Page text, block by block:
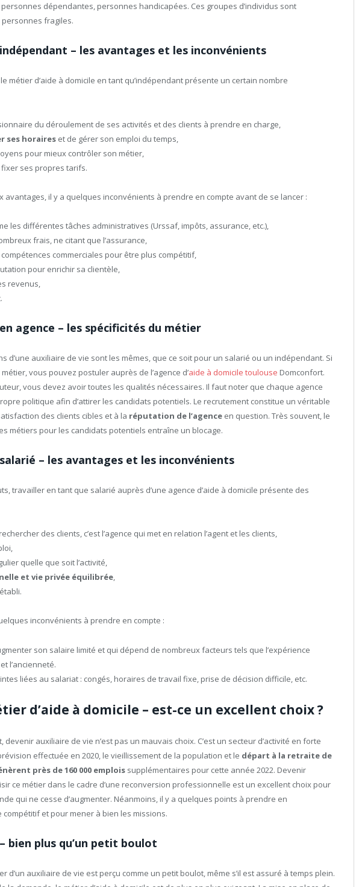
dépendantes, personnes handicapées. Ces groupes d’individus sont
fragiles.
– les avantages et les inconvénients
le métier d’aide à domicile en tant qu’indépendant présente un certain nombre
du déroulement de ses activités et des clients à prendre en charge,
ses horaires et de gérer son emploi du temps,
pour mieux contrôler son métier,
ses propres tarifs.
avantages, il y a quelques inconvénients à prendre en compte avant de se lancer :
les différentes tâches administratives (Urssaf, impôts, assurance, etc.),
frais, ne citant que l’assurance,
commerciales pour être plus compétitif,
pour enrichir sa clientèle,
revenus,
agence – les spécificités du métier
d’une auxiliaire de vie sont les mêmes, que ce soit pour un salarié ou un indépendant. Si
vous pouvez postuler auprès de l’agence d’aide à domicile toulouse Domconfort.
vous devez avoir toutes les qualités nécessaires. Il faut noter que chaque agence
politique afin d’attirer les candidats potentiels. Le recrutement constitue un véritable
des clients cibles et à la réputation de l’agence en question. Très souvent, le
métiers pour les candidats potentiels entraîne un blocage.
– les avantages et les inconvénients
travailler en tant que salarié auprès d’une agence d’aide à domicile présente des
des clients, c’est l’agence qui met en relation l’agent et les clients,
quelle que soit l’activité,
et vie privée équilibrée,
inconvénients à prendre en compte :
son salaire limité et qui dépend de nombreux facteurs tels que l’expérience
l’ancienneté.
liées au salariat : congés, horaires de travail fixe, prise de décision difficile, etc.
d’aide à domicile – est-ce un excellent choix ?
auxiliaire de vie n’est pas un mauvais choix. C’est un secteur d’activité en forte
effectuée en 2020, le vieillissement de la population et le départ à la retraite de
près de 160 000 emplois supplémentaires pour cette année 2022. Devenir
ce métier dans le cadre d’une reconversion professionnelle est un excellent choix pour
qui ne cesse d’augmenter. Néanmoins, il y a quelques points à prendre en
et pour mener à bien les missions.
bien plus qu’un petit boulot
d’un auxiliaire de vie est perçu comme un petit boulot, même s’il est assuré à temps plein.